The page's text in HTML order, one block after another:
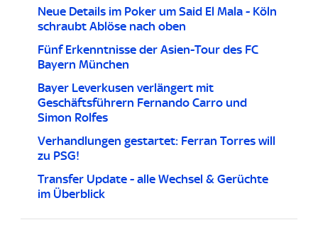
Neue Details im Poker um Said El Mala - Köln
schraubt Ablöse nach oben
Fünf Erkenntnisse der Asien-Tour des FC
Bayern München
Bayer Leverkusen verlängert mit
Geschäftsführern Fernando Carro und
Simon Rolfes
Verhandlungen gestartet: Ferran Torres will
zu PSG!
Transfer Update - alle Wechsel & Gerüchte
im Überblick